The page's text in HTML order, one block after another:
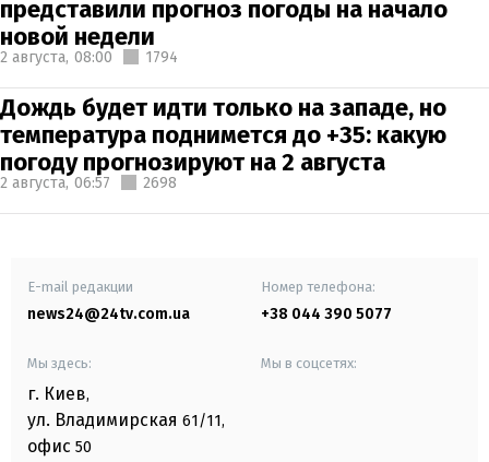
представили прогноз погоды на начало
новой недели
2 августа, 08:00 1794
Дождь будет идти только на западе, но
температура поднимется до +35: какую
погоду прогнозируют на 2 августа
2 августа, 06:57 2698
E-mail редакции
news24@24tv.com.ua
Номер телефона:
+38 044 390 5077
Мы здесь:
г. Киев,
ул. Владимирская 61/11,
офис 50
Мы в соцсетях: